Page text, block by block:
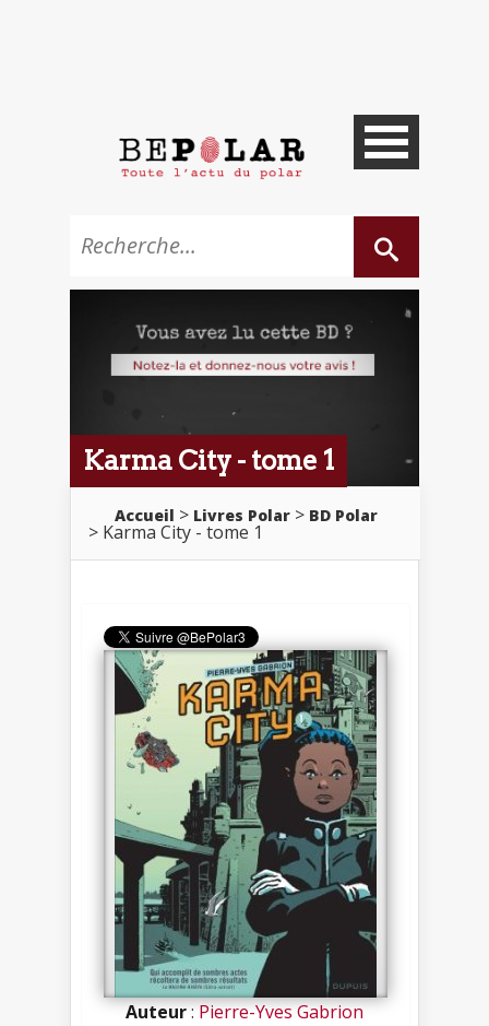
Karma City - tome 1
Accueil Livres Polar BD Polar
Karma City - tome 1
Auteur:Pierre-Yves Gabrion